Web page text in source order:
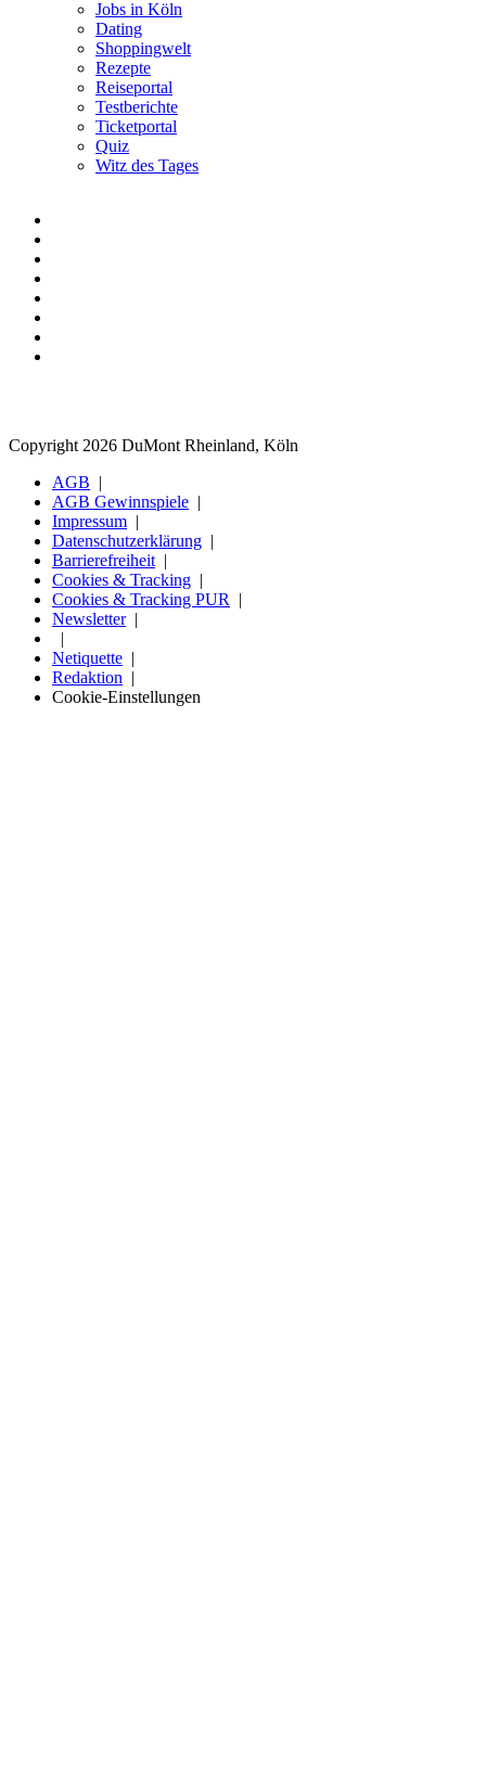
Jobs in Köln
Dating
Shoppingwelt
Rezepte
Reiseportal
Testberichte
Ticketportal
Quiz
Witz des Tages
Copyright 2026 DuMont Rheinland, Köln
AGB
AGB Gewinnspiele
Impressum
Datenschutzerklärung
Barrierefreiheit
Cookies & Tracking
Cookies & Tracking PUR
Newsletter
Netiquette
Redaktion
Cookie-Einstellungen